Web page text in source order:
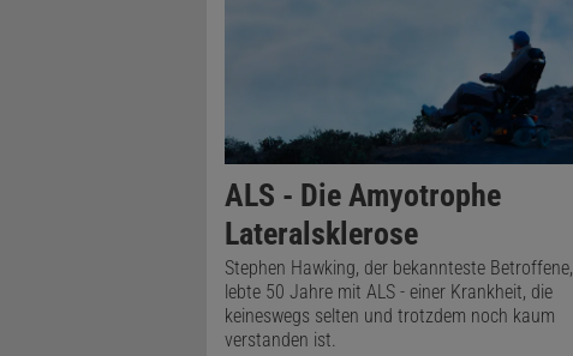
ALS - Die Amyotrophe
Lateralsklerose
Stephen Hawking, der bekannteste Betroffene,
lebte 50 Jahre mit ALS - einer Krankheit, die
keineswegs selten und trotzdem noch kaum
verstanden ist.